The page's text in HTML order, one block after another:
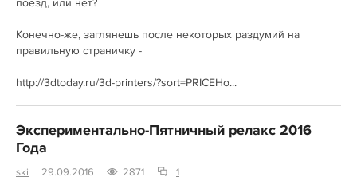
Конечно-же, заглянешь после некоторых раздумий на
правильную страничку -
http://3dtoday.ru/3d-printers/?sort=PRICEНо...
Экспериментально-Пятничный релакс 2016
Года
ski 29.09.2016 2871
1